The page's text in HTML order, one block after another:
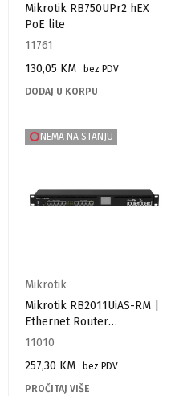
Mikrotik RB750UPr2 hEX
PoE lite
11761
130,05 KM
bez PDV
DODAJ U KORPU
NEMA NA STANJU
Mikrotik
Mikrotik RB2011UiAS-RM |
Ethernet Router
Rackmount
11010
257,30 KM
bez PDV
PROČITAJ VIŠE